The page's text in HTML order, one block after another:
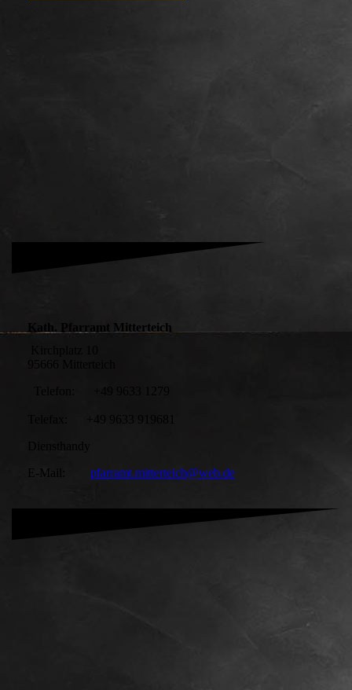
Kath. Pfarramt Mitterteich
Telefax: +49 9633 919681
E-Mail: pfarramt.mitterteich@web.de